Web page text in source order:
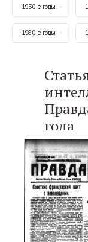
1950-е годы
1980-е годы
года